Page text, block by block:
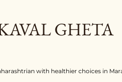
GHETA
with healthier choices in